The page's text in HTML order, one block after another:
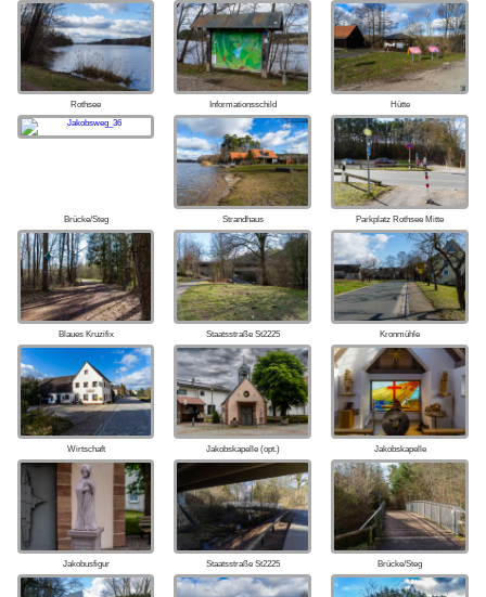
Rothsee Informationsschild Hütte
Brücke/Steg Strandhaus Parkplatz Rothsee Mitte
Blaues Kruzifix Staatsstraße St2225 Kronmühle
Wirtschaft Jakobskapelle (opt.) Jakobskapelle
Jakobusfigur Staatsstraße St2225 Brücke/Steg